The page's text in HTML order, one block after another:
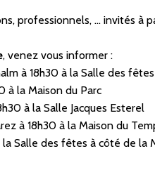
professionnels, … invités à
, venez vous informer :
à 18h30 à la Salle des fêtes
à la Maison du Parc
à la Salle Jacques Esterel
à 18h30 à la Maison du
Salle des fêtes à côté de la